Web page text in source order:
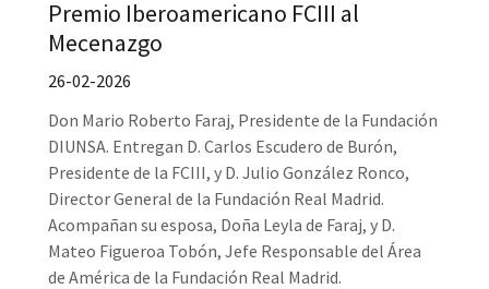
Premio Iberoamericano FCIII al
Mecenazgo
26-02-2026
Don Mario Roberto Faraj, Presidente de la Fundación
DIUNSA. Entregan D. Carlos Escudero de Burón,
Presidente de la FCIII, y D. Julio González Ronco,
Director General de la Fundación Real Madrid.
Acompañan su esposa, Doña Leyla de Faraj, y D.
Mateo Figueroa Tobón, Jefe Responsable del Área
de América de la Fundación Real Madrid.